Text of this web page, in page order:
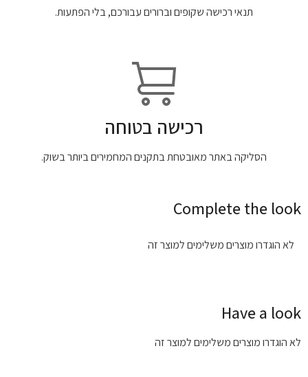
תנאי רכישה שקופים וברורים עבורכם, בלי הפתעות.
רכישה בטוחה
הסליקה באתר מאובטחת בתקנים המחמירים ביותר בשוק.
Complete the look
לא הוגדרו מוצרים משלימים למוצר זה
Have a look
לא הוגדרו מוצרים משלימים למוצר זה